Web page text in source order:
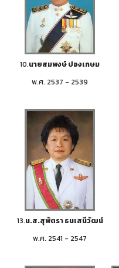
10.นายสมพงษ์ ปองเกษม
พ.ศ. 2537 - 2539
13.น.ส.สุพัตรา ธนเสนีวัฒน์
พ.ศ. 2541 - 2547